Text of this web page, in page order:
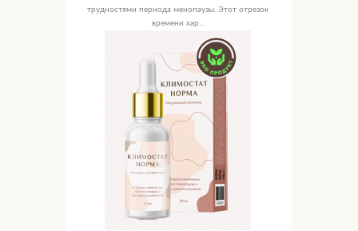
трудностями периода менопаузы. Этот отрезок
времени хар...